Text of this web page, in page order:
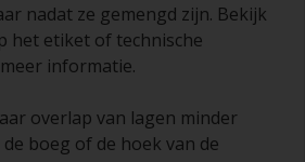
of schone droge blikken kunnen
het mengen van de verf. Ook zijn
verf en verhardingsmiddel voor de
nadat ze gemengd zijn. Bekijk
het etiket of technische
informatie.
overlap van lagen minder
boeg of de hoek van de